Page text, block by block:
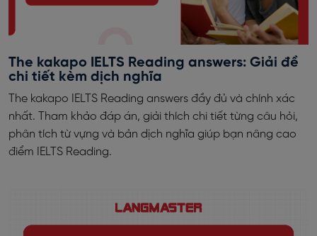
The kakapo IELTS Reading answers: Giải đề
chi tiết kèm dịch nghĩa
The kakapo IELTS Reading answers đầy đủ và chính xác
nhất. Tham khảo đáp án, giải thích chi tiết từng câu hỏi,
phân tích từ vựng và bản dịch nghĩa giúp bạn nâng cao
điểm IELTS Reading.